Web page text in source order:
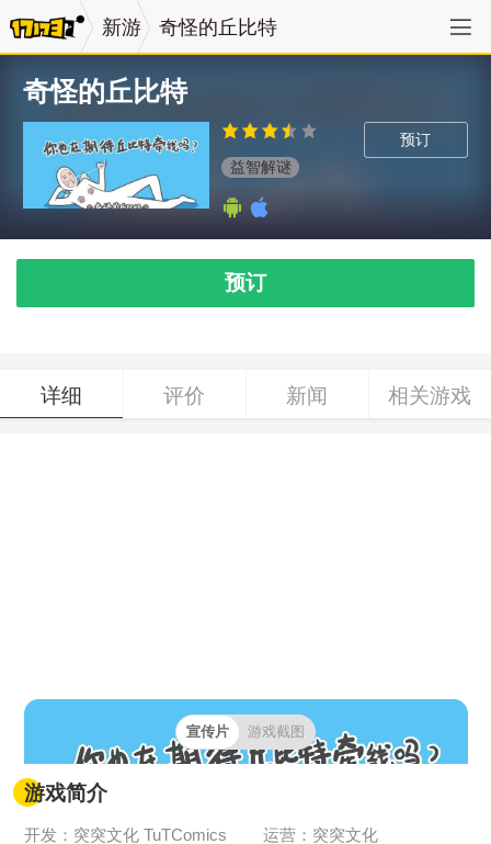
新游 奇怪的丘比特
奇怪的丘比特
预订
益智解谜
预订
详细 评价 新闻 相关游戏
宣传片 游戏截图
游戏简介
开发：突突文化 TuTComics
运营：突突文化